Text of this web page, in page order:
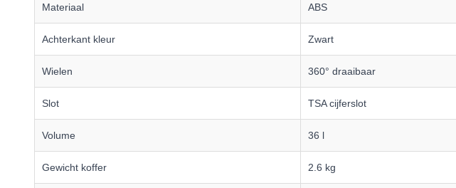
Materiaal ABS
Achterkant kleur Zwart
Wielen 360° draaibaar
Slot TSA cijferslot
Volume 36 l
Gewicht koffer 2.6 kg